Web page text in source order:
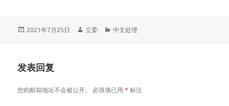
发
2021年7月25日
作
立委
分
中文处理
发表回复
您的邮箱地址不会被公开。 必填项已用* 标注